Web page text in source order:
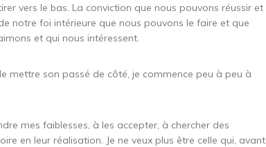
vers le bas. La conviction que nous pouvons réussir et
notre foi intérieure que nous pouvons le faire et que
et qui nous intéressent.
mettre son passé de côté, je commence peu à peu à
mes faiblesses, à les accepter, à chercher des
en leur réalisation. Je ne veux plus être celle qui, avant